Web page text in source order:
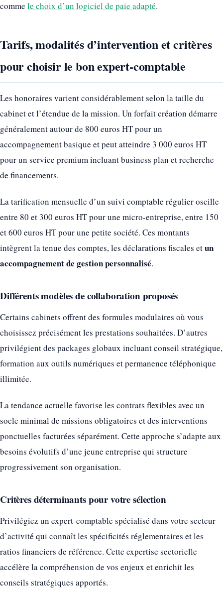
comme le choix d’un logiciel de paie adapté.
Tarifs, modalités d’intervention et critères
pour choisir le bon expert-comptable
Les honoraires varient considérablement selon la taille du
cabinet et l’étendue de la mission. Un forfait création démarre
généralement autour de 800 euros HT pour un
accompagnement basique et peut atteindre 3 000 euros HT
pour un service premium incluant business plan et recherche
de financements.
La tarification mensuelle d’un suivi comptable régulier oscille
entre 80 et 300 euros HT pour une micro-entreprise, entre 150
et 600 euros HT pour une petite société. Ces montants
intègrent la tenue des comptes, les déclarations fiscales etun
accompagnement de gestion personnalisé.
Différents modèles de collaboration proposés
Certains cabinets offrent des formules modulaires où vous
choisissez précisément les prestations souhaitées. D’autres
privilégient des packages globaux incluant conseil stratégique,
formation aux outils numériques et permanence téléphonique
illimitée.
La tendance actuelle favorise les contrats flexibles avec un
socle minimal de missions obligatoires et des interventions
ponctuelles facturées séparément. Cette approche s’adapte aux
besoins évolutifs d’une jeune entreprise qui structure
progressivement son organisation.
Critères déterminants pour votre sélection
Privilégiez un expert-comptable spécialisé dans votre secteur
d’activité qui connaît les spécificités réglementaires et les
ratios financiers de référence. Cette expertise sectorielle
accélère la compréhension de vos enjeux et enrichit les
conseils stratégiques apportés.